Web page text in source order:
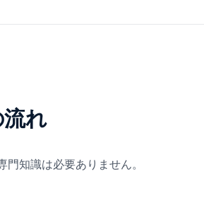
れ
知識は必要ありません。